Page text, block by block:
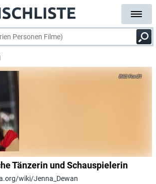
Fox 21
Tänzerin und Schauspielerin
wiki/Jenna_Dewan